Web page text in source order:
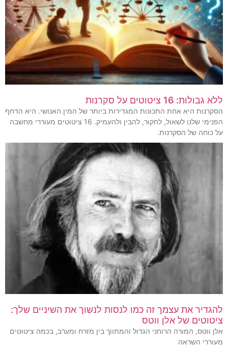
ללא גבולות: 16 ציטוטים על סקרנות
הסקרנות היא אחת התכונות המגדירות ביותר של המין האנושי. היא הדחף
הפנימי שלנו לשאול, לחקור, להבין ולהעמיק. 16 ציטוטים מעוררי מחשבה
על כוחה של הסקרנות.
להגדיר את עצמך זה כמו לנסות לנשוך את השיניים שלך:
ציטוטים של אלן ווטס
אלן ווטס, המורה הרוחני הגדול והמתווך בין מזרח ומערב, בכמה ציטוטים
מעוררי השראה